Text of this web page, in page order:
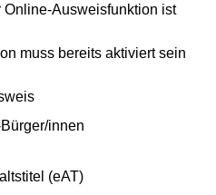
Ausweisfunktion ist
muss bereits aktiviert sein
innen
(eAT)